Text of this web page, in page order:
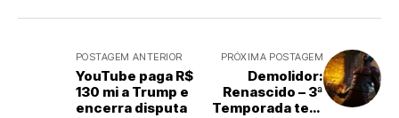
POSTAGEM ANTERIOR
YouTube paga R$
130 mi a Trump e
encerra disputa
PRÓXIMA POSTAGEM
Demolidor:
Renascido – 3ª
Temporada terá